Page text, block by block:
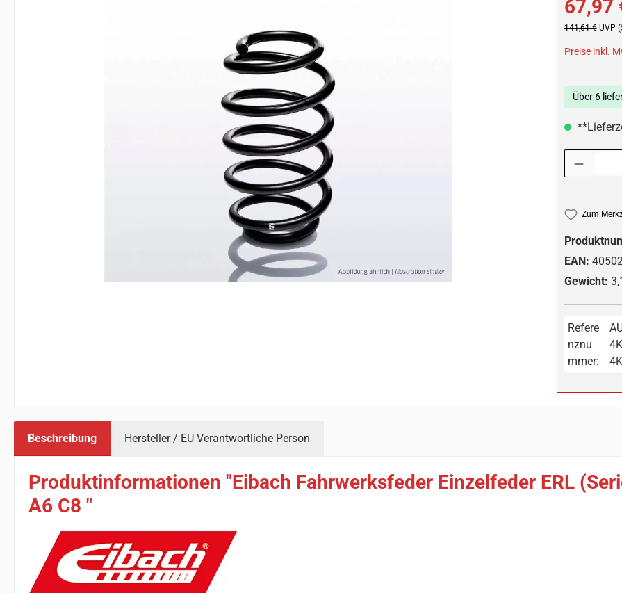
67,97
Regulärer Preis:
141,61 € UVP
Preise inkl.
Über 6
Zum
EAN:
Gewicht:
Refere
nznu
mmer:
Beschreibung Hersteller / EU Verantwortliche Person
Produktinformationen "Eibach Fahrwerksfeder Einzelfeder ERL
A6 C8 "